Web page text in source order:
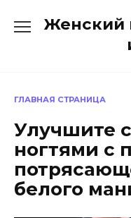
Женский
ГЛАВНАЯ СТРАНИЦА
Улучшите
ногтями с
белого